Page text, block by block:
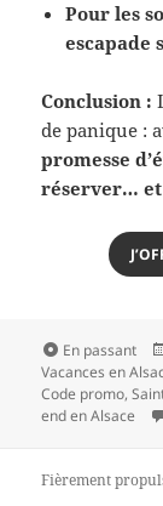
Pour les
escapade
Conclusion :
de panique :
promesse
réserver… et
Format
En passant
Vacances en
Code promo,
end en Alsace
Fièrement